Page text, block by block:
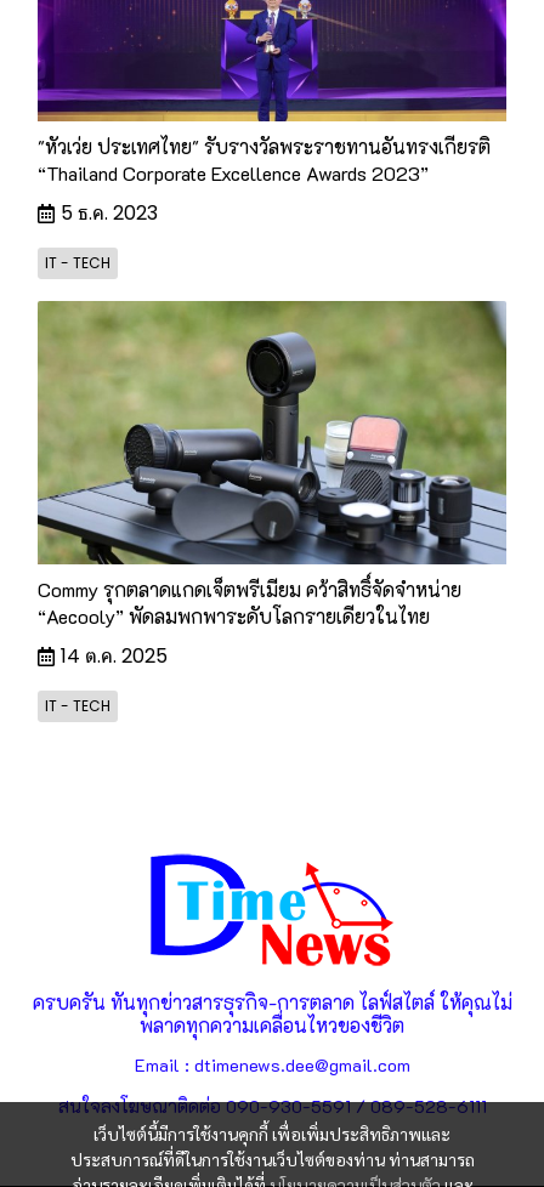
"หัวเว่ย ประเทศไทย" รับรางวัลพระราชทานอันทรงเกียรติ
“Thailand Corporate Excellence Awards 2023”
5 ธ.ค. 2023
IT - TECH
Commy รุกตลาดแกดเจ็ตพรีเมียม คว้าสิทธิ์จัดจำหน่าย
“Aecooly” พัดลมพกพาระดับโลกรายเดียวในไทย
14 ต.ค. 2025
IT - TECH
เว็บไซต์นี้มีการใช้งานคุกกี้ เพื่อเพิ่มประสิทธิภาพและ
ประสบการณ์ที่ดีในการใช้งานเว็บไซต์ของท่าน ท่านสามารถ
ครบครัน ทันทุกข่าวสารธุรกิจ-การตลาด ไลฟ์สไตล์ ให้คุณไม่
พลาดทุกความเคลื่อนไหวของชีวิต
Email : dtimenews.dee@gmail.com
สนใจลงโฆษณาติดต่อ 090-930-5591 / 089-528-6111